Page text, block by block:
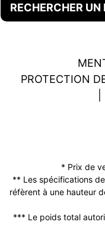
RECHERCHER
PROTECTION
* Prix de
** Les spécifications
réfèrent à une hauteur
*** Le poids total